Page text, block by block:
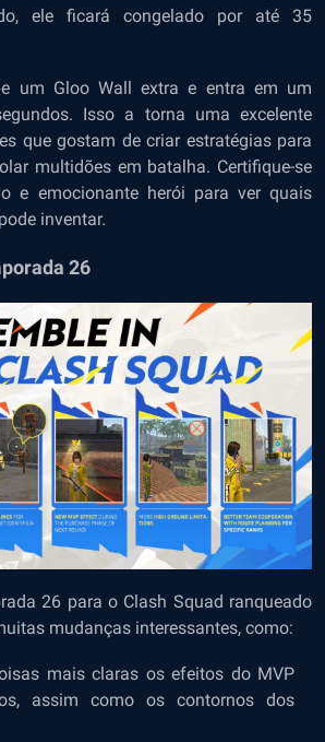
ele ficará congelado por até 35
um Gloo Wall extra e entra em um
Isso a torna uma excelente
que gostam de criar estratégias para
multidões em batalha. Certifique-se
e emocionante herói para ver quais
inventar.
26
26 para o Clash Squad ranqueado
mudanças interessantes, como:
mais claras os efeitos do MVP
assim como os contornos dos